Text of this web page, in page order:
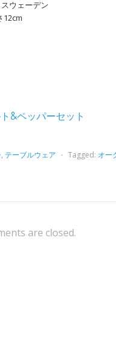
ウェーデン
12cm
&ペッパーセット
, テーブルウェア ⋅ Tagged: オー
are closed.